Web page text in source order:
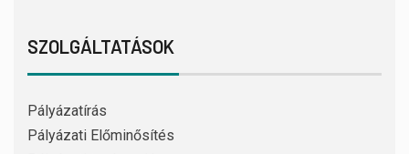
SZOLGÁLTATÁSOK
Pályázatírás
Pályázati Előminősítés